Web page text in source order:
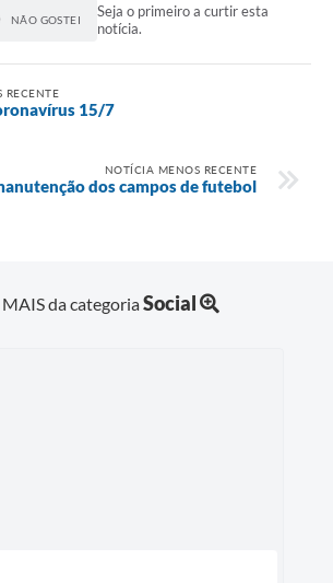
NÃO GOSTEI
Seja o primeiro a curtir esta
notícia.
RECENTE
15/7
NOTÍCIA MENOS RECENTE
dos campos de futebol
da categoriaSocial